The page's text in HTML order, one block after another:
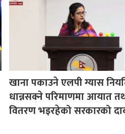
खाना पकाउने एलपी ग्यास
धान्नसक्ने परिमाणमा आयात
वितरण भइरहेको सरकारको